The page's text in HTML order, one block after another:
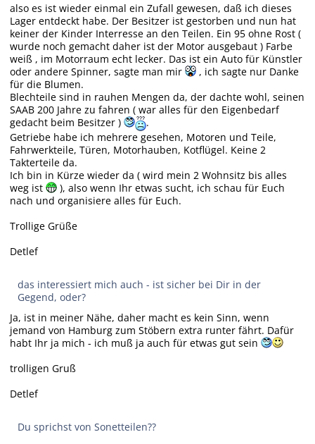
also es ist wieder einmal ein Zufall gewesen, daß ich dieses
Lager entdeckt habe. Der Besitzer ist gestorben und nun hat
keiner der Kinder Interresse an den Teilen. Ein 95 ohne Rost (
wurde noch gemacht daher ist der Motor ausgebaut ) Farbe
weiß , im Motorraum echt lecker. Das ist ein Auto für Künstler
oder andere Spinner, sagte man mir
, ich sagte nur Danke
für die Blumen.
Blechteile sind in rauhen Mengen da, der dachte wohl, seinen
SAAB 200 Jahre zu fahren ( war alles für den Eigenbedarf
gedacht beim Besitzer )
.
Getriebe habe ich mehrere gesehen, Motoren und Teile,
Fahrwerkteile, Türen, Motorhauben, Kotflügel. Keine 2
Takterteile da.
Ich bin in Kürze wieder da ( wird mein 2 Wohnsitz bis alles
weg ist
), also wenn Ihr etwas sucht, ich schau für Euch
nach und organisiere alles für Euch.
Trollige Grüße
Detlef
das interessiert mich auch - ist sicher bei Dir in der
Gegend, oder?
Ja, ist in meiner Nähe, daher macht es kein Sinn, wenn
jemand von Hamburg zum Stöbern extra runter fährt. Dafür
habt Ihr ja mich - ich muß ja auch für etwas gut sein
trolligen Gruß
Detlef
Du sprichst von Sonetteilen??